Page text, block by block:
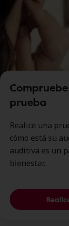
prueba
Realice una
cómo está su
auditiva es un
bienestar.